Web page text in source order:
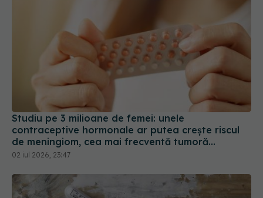
Studiu pe 3 milioane de femei: unele
contraceptive hormonale ar putea crește riscul
de meningiom, cea mai frecventă tumoră
cerebrală
02 iul 2026, 23:47